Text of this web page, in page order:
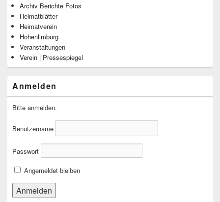
Archiv Berichte Fotos
Heimatblätter
Heimatverein
Hohenlimburg
Veranstaltungen
Verein | Pressespiegel
Anmelden
Bitte anmelden.
Benutzername
Passwort
Angemeldet bleiben